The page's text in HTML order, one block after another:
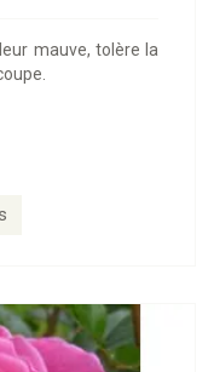
mauve, tolère la